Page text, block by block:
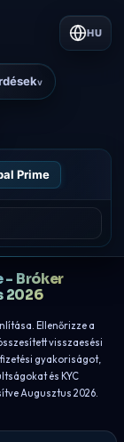
v
HU
Prime
- Bróker
2026
Ellenőrizze a
visszaesési
gyakoriságot,
és KYC
Augusztus 2026.